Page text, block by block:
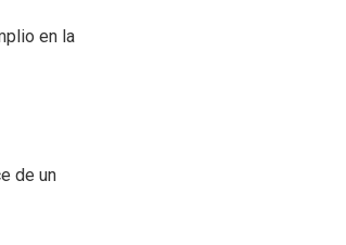
en la
de un